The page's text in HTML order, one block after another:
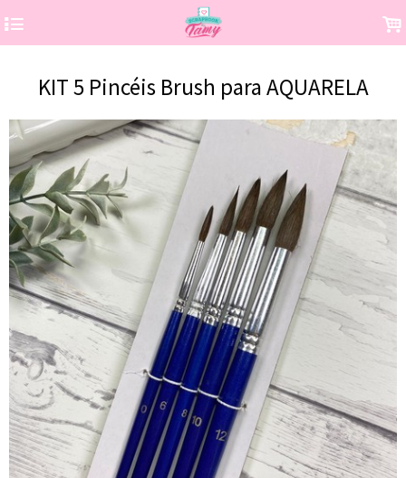
4 .
KIT 5 Pincéis Brush para AQUARELA